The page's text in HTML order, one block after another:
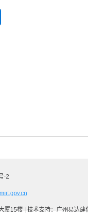
-2
15楼 | 技术支持： 广州易达建